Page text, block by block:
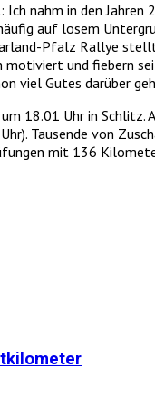
nahm in den
auf losem
Pfalz Rallye
motiviert und fiebern
viel Gutes darüber
18.01 Uhr in
Tausende von
mit 136